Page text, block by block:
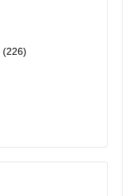
(226)